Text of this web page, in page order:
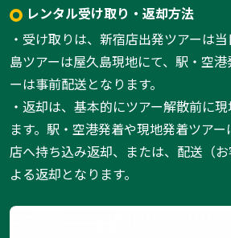
レンタル受け取り・返却方法
・受け取りは、新宿店出発ツアーは
島ツアーは屋久島現地にて、駅・空
ーは事前配送となります。
・返却は、基本的にツアー解散前に
ます。駅・空港発着や現地発着ツア
店へ持ち込み返却、または、配送（
よる返却となります。